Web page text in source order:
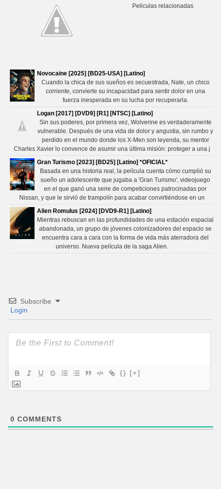
Peliculas relacionadas
Novocaine [2025] [BD25-USA] [Latino]
Cuando la chica de sus sueños es secuestrada, Nate, un chico
corriente, convierte su incapacidad para sentir dolor en una
fuerza inesperada en su lucha por recuperarla.
Logan [2017] [DVD9] [R1] [NTSC] [Latino]
Sin sus poderes, por primera vez, Wolverine es verdaderamente
vulnerable. Después de una vida de dolor y angustia, sin rumbo y
perdido en el mundo donde los X-Men son leyenda, su mentor
Charles Xavier lo convence de asumir una última misión: proteger a una j
Gran Turismo [2023] [BD25] [Latino] *OFICIAL*
Basada en una historia real, la película cuenta cómo cumplió su
sueño un adolescente que jugaba a 'Gran Turismo', videojuego
en el que ganó una serie de competiciones patrocinadas por
Nissan, y que le sirvió de trampolín para acabar convirtiéndose en un
Alien Romulus [2024] [DVD9-R1] [Latino]
Mientras rebuscan en las profundidades de una estación espacial
abandonada, un grupo de jóvenes colonizadores del espacio se
encuentra cara a cara con la forma de vida más aterradora del
universo. Nueva película de la saga Alien.
Subscribe
Login
{} [+]
0 COMMENTS